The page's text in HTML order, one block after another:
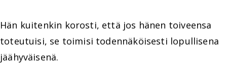
Hän kuitenkin korosti, että jos hänen toiveensa
toteutuisi, se toimisi todennäköisesti lopullisena
jäähyväisenä.